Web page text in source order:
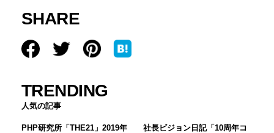
SHARE
TRENDING
人気の記事
PHP研究所「THE21」2019年
社長ビジョン日記「10周年コ